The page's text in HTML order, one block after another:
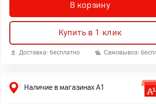
В корзину
Купить в 1 клик
Доставка: бесплатно Самовывоз:
Наличие в магазинах А1